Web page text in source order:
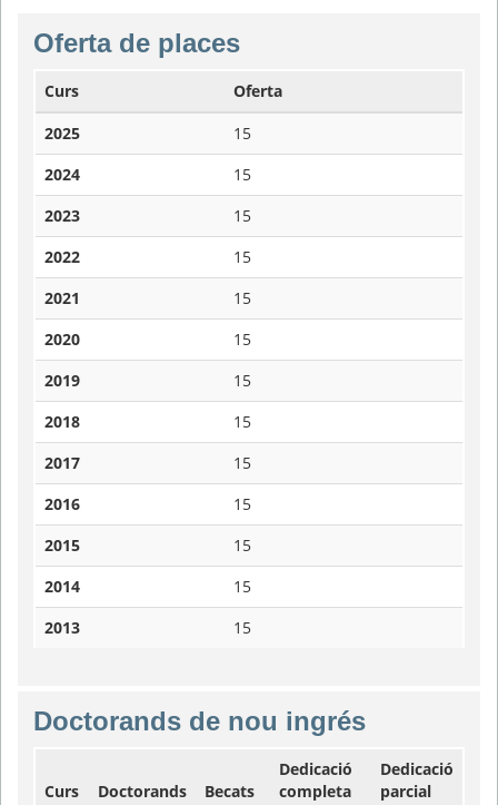
Oferta de places
Curs
Oferta
2025
15
2024
15
2023
15
2022
15
2021
15
2020
15
2019
15
2018
15
2017
15
2016
15
2015
15
2014
15
2013
15
Doctorands de nou ingrés
Curs Doctorands Becats
Dedicació
completa
Dedicació
parcial